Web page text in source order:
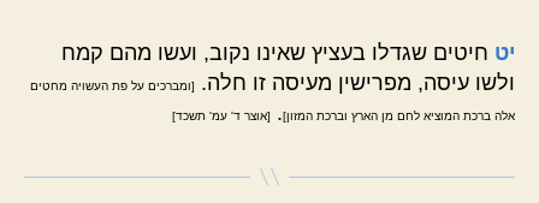
יט חיטים שגדלו בעציץ שאינו נקוב, ועשו מהם קמח
ולשו עיסה, מפרישין מעיסה זו חלה.
[ומברכים על פת העשויה מחטים
אלה ברכת המוציא לחם מן הארץ וברכת המזון]. [אוצר ד' עמ' תשכד]